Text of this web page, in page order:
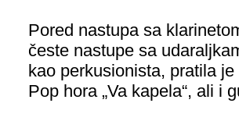
Pored nastupa sa
česte nastupe sa
kao perkusionista, pratila
Pop hora „Va kapela“, ali i